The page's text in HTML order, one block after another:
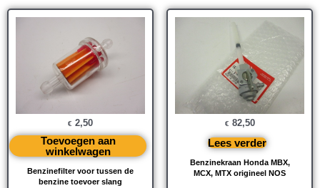
Benzinefilter voor tussen de
benzine toevoer slang
€ 2,50
Toevoegen aan
winkelwagen
Benzinekraan Honda MBX,
MCX, MTX origineel NOS
€ 82,50
Lees verder